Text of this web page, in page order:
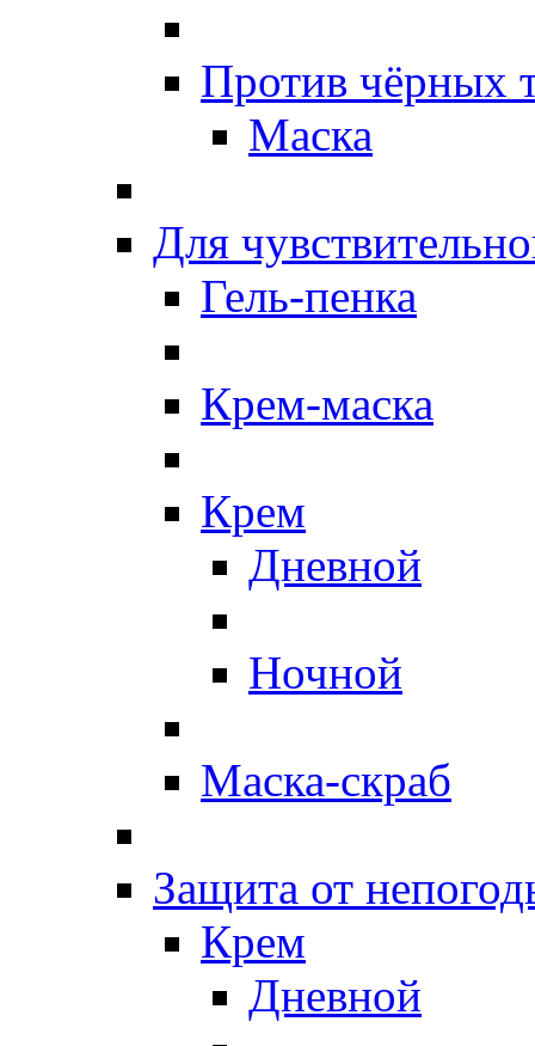
Против чёрных
Маска
Для
Гель-пенка
Крем-маска
Крем
Дневной
Ночной
Маска-скраб
Защита от
Крем
Дневной